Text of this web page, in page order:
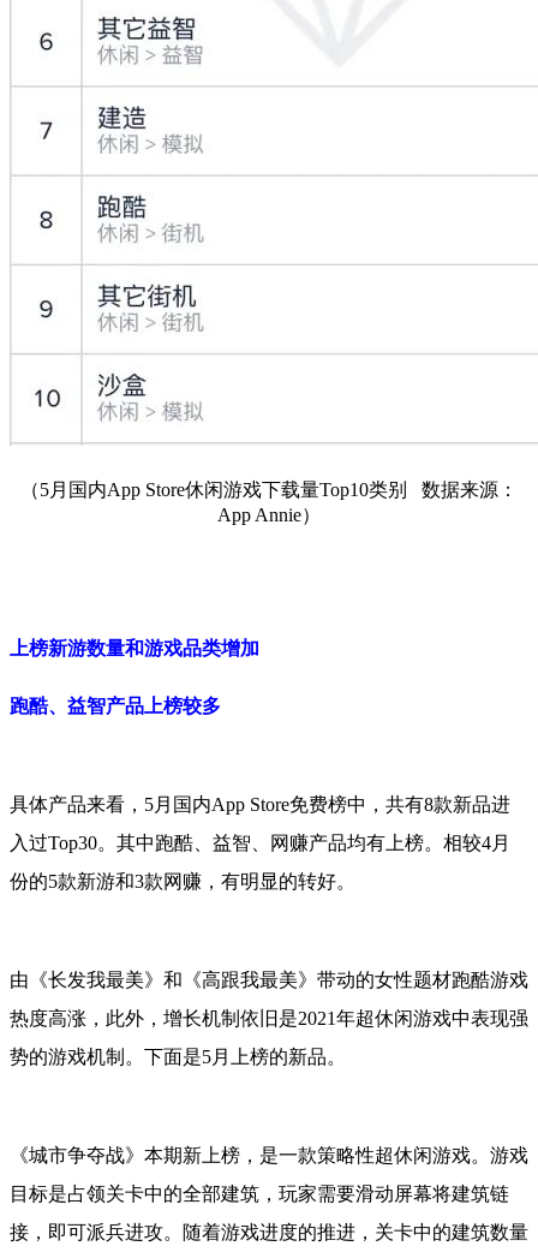
（5月国内App Store休闲游戏下载量Top10类别 数据来源：
App Annie）
上榜新游数量和游戏品类增加
跑酷、益智产品上榜较多
具体产品来看，5月国内App Store免费榜中，共有8款新品进
入过Top30。其中跑酷、益智、网赚产品均有上榜。相较4月
份的5款新游和3款网赚，有明显的转好。
由《长发我最美》和《高跟我最美》带动的女性题材跑酷游戏
热度高涨，此外，增长机制依旧是2021年超休闲游戏中表现强
势的游戏机制。下面是5月上榜的新品。
《城市争夺战》本期新上榜，是一款策略性超休闲游戏。游戏
目标是占领关卡中的全部建筑，玩家需要滑动屏幕将建筑链
接，即可派兵进攻。随着游戏进度的推进，关卡中的建筑数量